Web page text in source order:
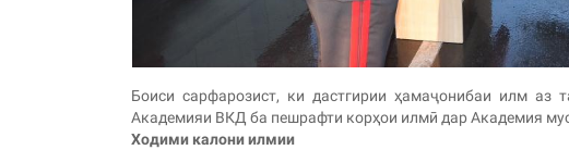
Боиси сарфарозист, ки дастгирии ҳамаҷонибаи илм аз
Академияи ВКД ба пешрафти корҳои илмӣ дар Академия
Ходими калони илмии